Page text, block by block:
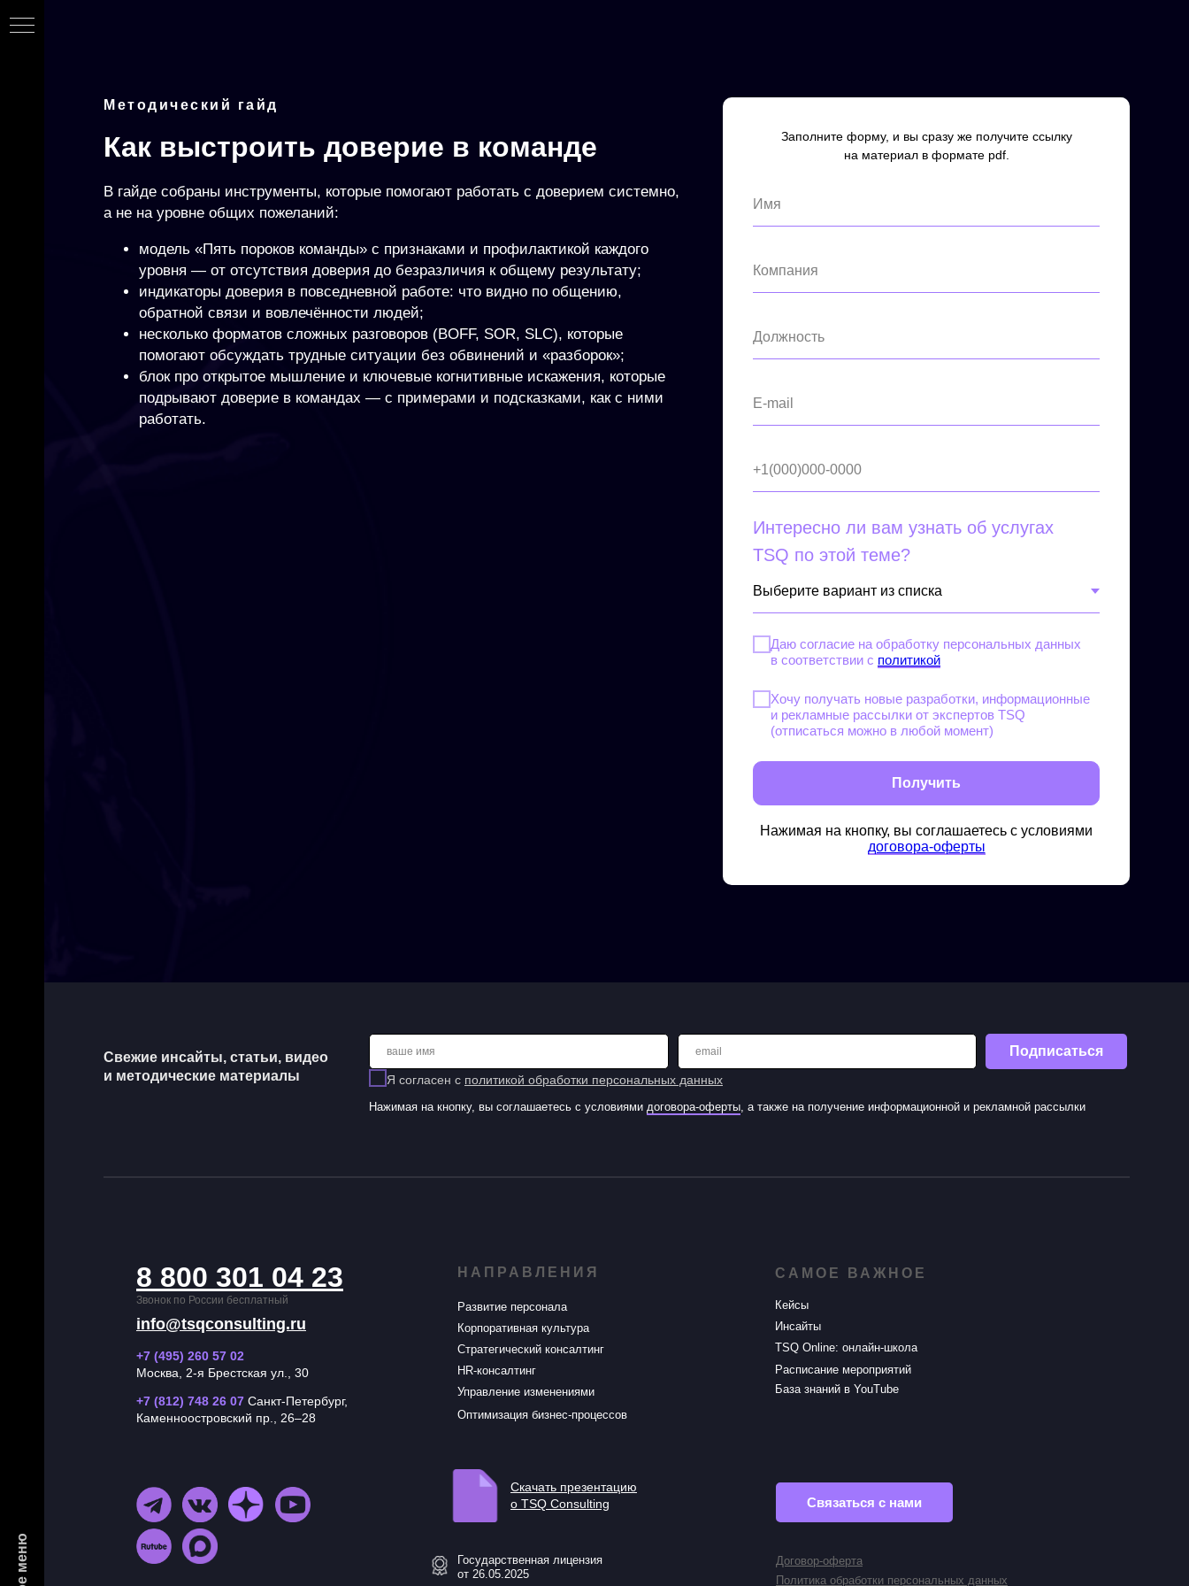
Методический гайд
Как выстроить доверие в команде
В гайде собраны инструменты, которые помогают работать с доверием системно,
а не на уровне общих пожеланий:
модель «Пять пороков команды» с признаками и профилактикой каждого
уровня — от отсутствия доверия до безразличия к общему результату;
индикаторы доверия в повседневной работе: что видно по общению,
обратной связи и вовлечённости людей;
несколько форматов сложных разговоров (BOFF, SOR, SLC), которые
помогают обсуждать трудные ситуации без обвинений и «разборок»;
блок про открытое мышление и ключевые когнитивные искажения, которые
подрывают доверие в командах — с примерами и подсказками, как с ними
работать.
Заполните форму, и вы сразу же получите ссылку
на материал в формате pdf.
Имя
Компания
Должность
E-mail
+1(000)000-0000
Интересно ли вам узнать об услугах
TSQ по этой теме?
Даю согласие на обработку персональных данных
в соответствии с политикой
Хочу получать новые разработки, информационные
и рекламные рассылки от экспертов TSQ
(отписаться можно в любой момент)
Получить
Нажимая на кнопку, вы соглашаетесь с условиями
договора-оферты
ваше имя
Я согласен с политикой обработки персональных данных
email Подписаться
Нажимая на кнопку, вы соглашаетесь с условиями договора-оферты, а также на получение информационной и рекламной рассылки
Свежие инсайты, статьи, видео
и методические материалы
НАПРАВЛЕНИЯ САМОЕ ВАЖНОЕ
Скачать презентацию
о TSQ Consulting
8 800 301 04 23
Звонок по России бесплатный
+7 (812) 748 26 07 Санкт-Петербург,
Каменноостровский пр., 26–28
Связаться с нами
+7 (495) 260 57 02
Москва, 2-я Брестская ул., 30
Договор-оферта
Политика обработки персональных данных
info@tsqconsulting.ru
Стратегический консалтинг
HR-консалтинг
Управление изменениями
Корпоративная культура
Развитие персонала
Оптимизация бизнес-процессов
Кейсы
Инсайты
Расписание мероприятий
Государственная лицензия
от 26.05.2025
База знаний в YouTube
TSQ Online: онлайн-школа